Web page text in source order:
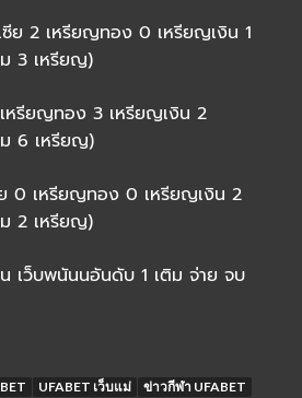
เหรียญทอง 0 เหรียญเงิน 1
3 เหรียญ)
ญทอง 3 เหรียญเงิน 2
6 เหรียญ)
หรียญทอง 0 เหรียญเงิน 2
2 เหรียญ)
เว็บพนันนอันดับ 1 เติม จ่าย จบ
UFABET เว็บแม่ ข่าวกีฬา UFABET